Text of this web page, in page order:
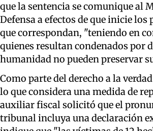
que la sentencia se comunique al
Defensa a efectos de que inicie
que correspondan, "teniendo en
quienes resultan condenados por
humanidad no pueden preservar
Como parte del derecho a la
lo que considera una medida de
auxiliar fiscal solicitó que el
tribunal incluya una declaración